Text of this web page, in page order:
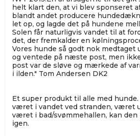
helt klart den, at vi blev sponseret
blandt andet producere
let op, og lagde det på hundene
Solen får naturligvis vandet til at
det, der fremkalder en
Vores hunde så godt nok medtaget
og ventede på næste post, men
post var de sløve og mærkede af
i ilden." Tom Andersen DK2
Et super produkt til alle med
været i vandet ved stranden, været
været i bad/svømmehallen, kan
igen.